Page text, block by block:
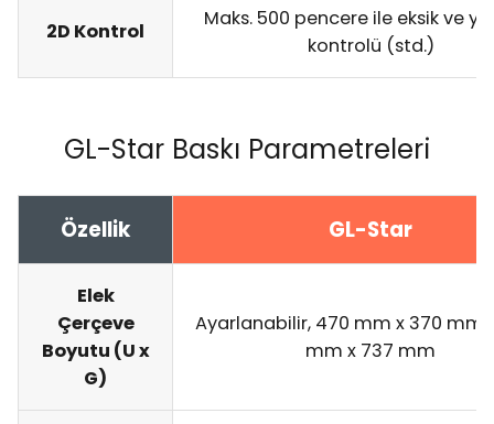
2D Kontrol
Maks. 500 pencere ile eksik ve
kontrolü (std.)
GL-Star Baskı Parametreleri
Özellik GL-Star
Elek
Çerçeve
Boyutu (U x
G)
Ayarlanabilir, 470 mm x 370 mm
mm x 737 mm